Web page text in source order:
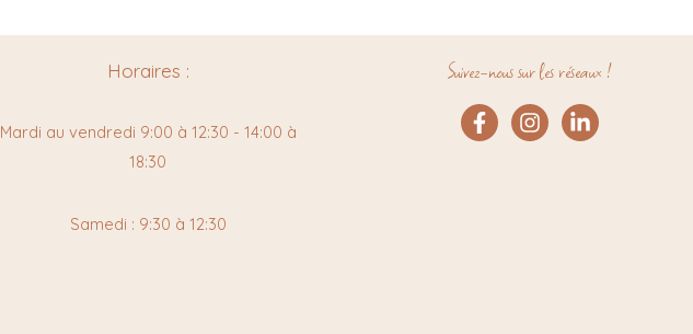
Horaires :
Mardi au vendredi 9:00 à 12:30 - 14:00 à
18:30
Samedi : 9:30 à 12:30
Suivez-nous sur les réseaux !